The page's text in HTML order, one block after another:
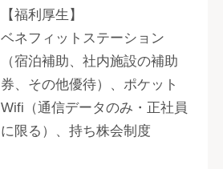
【福利厚生】
ベネフィットステーション
（宿泊補助、社内施設の補助
券、その他優待）、ポケット
Wifi（通信データのみ・正社員
に限る）、持ち株会制度